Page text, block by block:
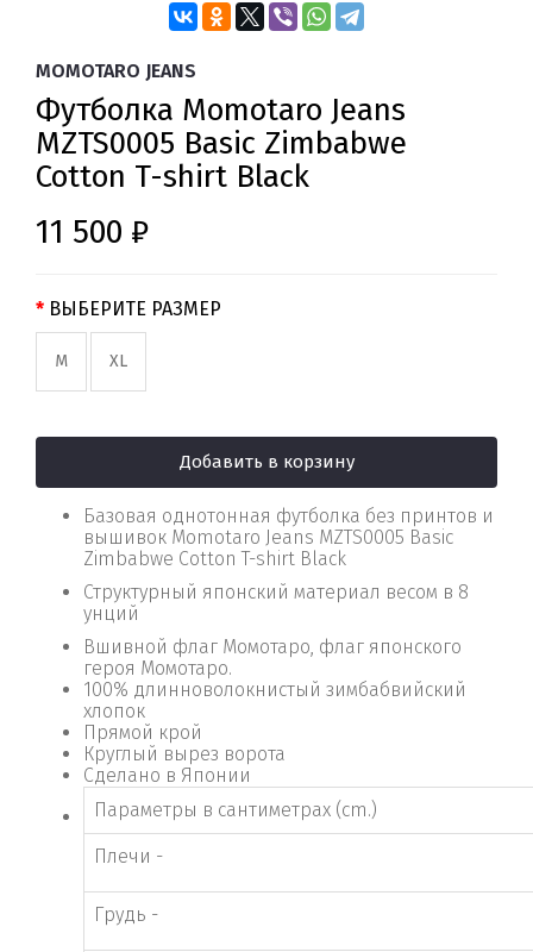
MOMOTARO JEANS
Футболка Momotaro Jeans
MZTS0005 Basic Zimbabwe
Cotton T-shirt Black
11 500 ₽
ВЫБЕРИТЕ РАЗМЕР
M XL
Добавить в корзину
Базовая однотонная футболка без принтов и
вышивок Momotaro Jeans MZTS0005 Basic
Zimbabwe Cotton T-shirt Black
Структурный японский материал весом в 8
унций
Вшивной флаг Момотаро, флаг японского
героя Момотаро.
100% длинноволокнистый зимбабвийский
хлопок
Прямой крой
Круглый вырез ворота
Сделано в Японии
Параметры в сантиметрах (cm.)
Плечи -
Грудь -